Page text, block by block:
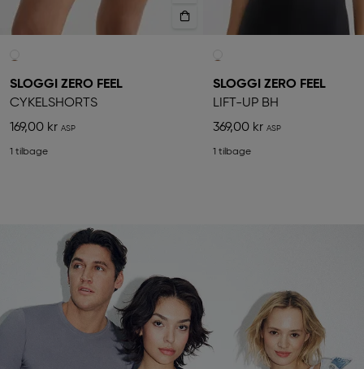
SLOGGI ZERO FEEL
CYKELSHORTS
169,00 kr
1 tilbage
SLOGGI ZERO FEEL
LIFT-UP BH
369,00 kr
1 tilbage